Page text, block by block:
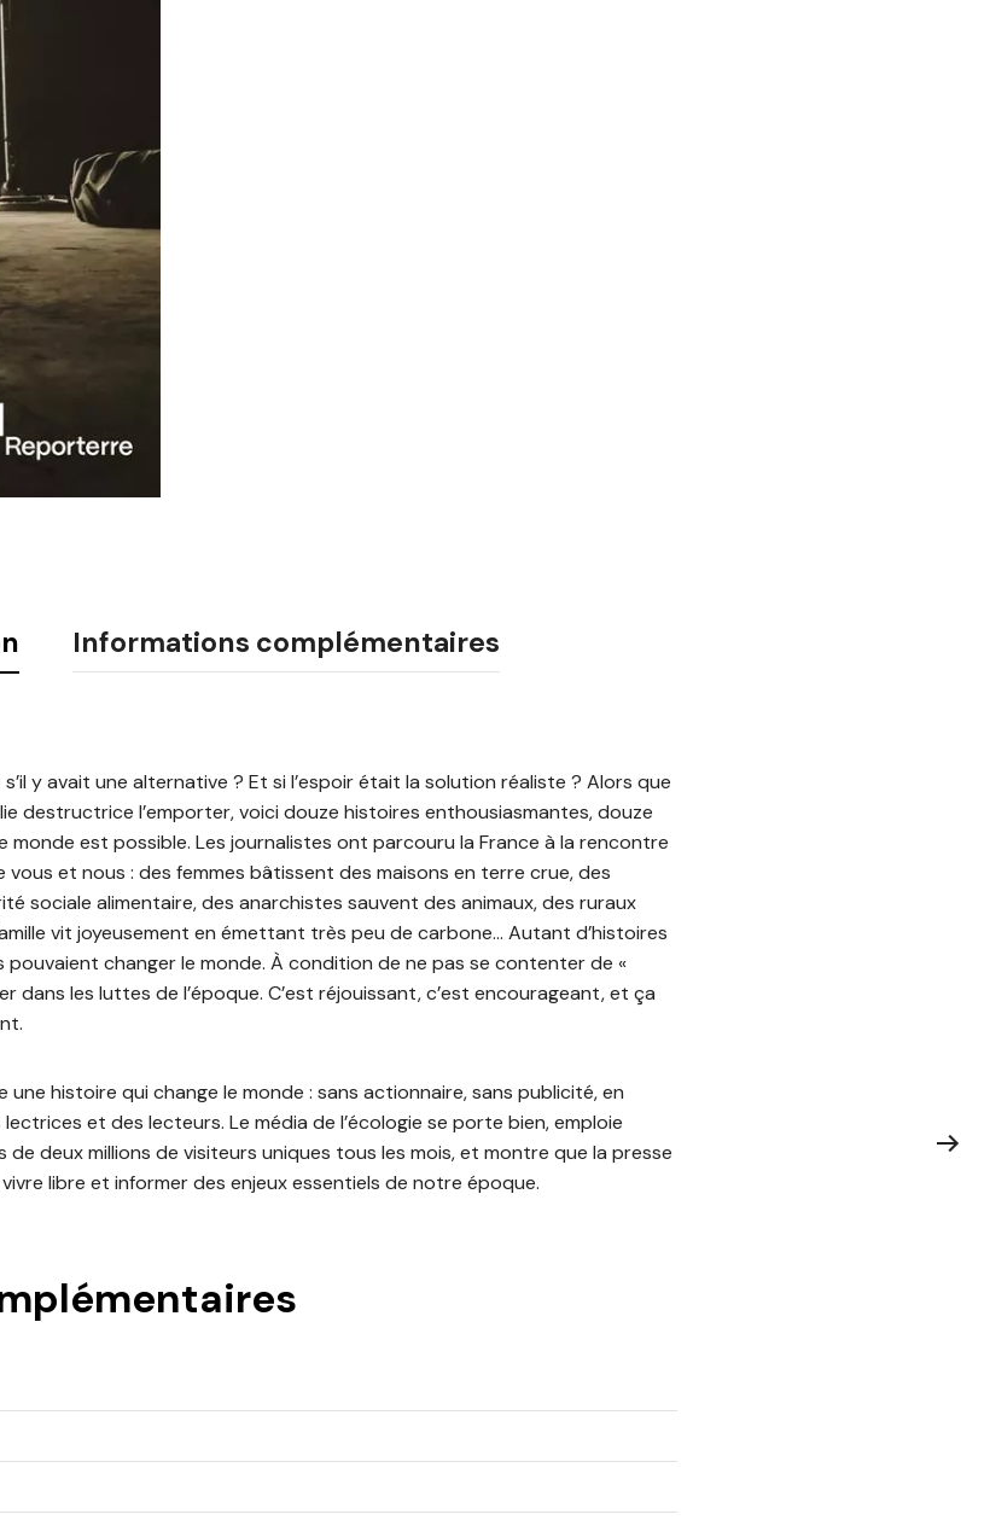
Informations complémentaires
y avait une alternative ? Et si l’espoir était la solution réaliste ? Alors que
destructrice l’emporter, voici douze histoires enthousiasmantes, douze
est possible. Les journalistes ont parcouru la France à la rencontre
vous et nous : des femmes bâtissent des maisons en terre crue, des
sociale alimentaire, des anarchistes sauvent des animaux, des ruraux
vit joyeusement en émettant très peu de carbone… Autant d’histoires
pouvaient changer le monde. À condition de ne pas se contenter de «
dans les luttes de l’époque. C’est réjouissant, c’est encourageant, et ça
une histoire qui change le monde : sans actionnaire, sans publicité, en
et des lecteurs. Le média de l’écologie se porte bien, emploie
deux millions de visiteurs uniques tous les mois, et montre que la presse
libre et informer des enjeux essentiels de notre époque.